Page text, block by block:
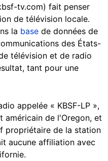
tv.com) fait penser
de télévision locale.
la base de données de
des États-
télévision et de radio
tant pour une
appelée « KBSF-LP »,
américain de l'Oregon, et
propriétaire de la station
aucune affiliation avec